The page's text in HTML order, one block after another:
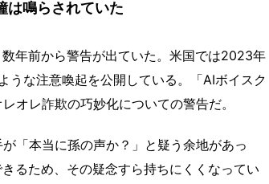
は鳴らされていた
年前から警告が出ていた。米国では2023年
うな注意喚起を公開している。「AIボイスク
オレ詐欺の巧妙化についての警告だ。
「本当に孫の声か？」と疑う余地があっ
るため、その疑念すら持ちにくくなってい